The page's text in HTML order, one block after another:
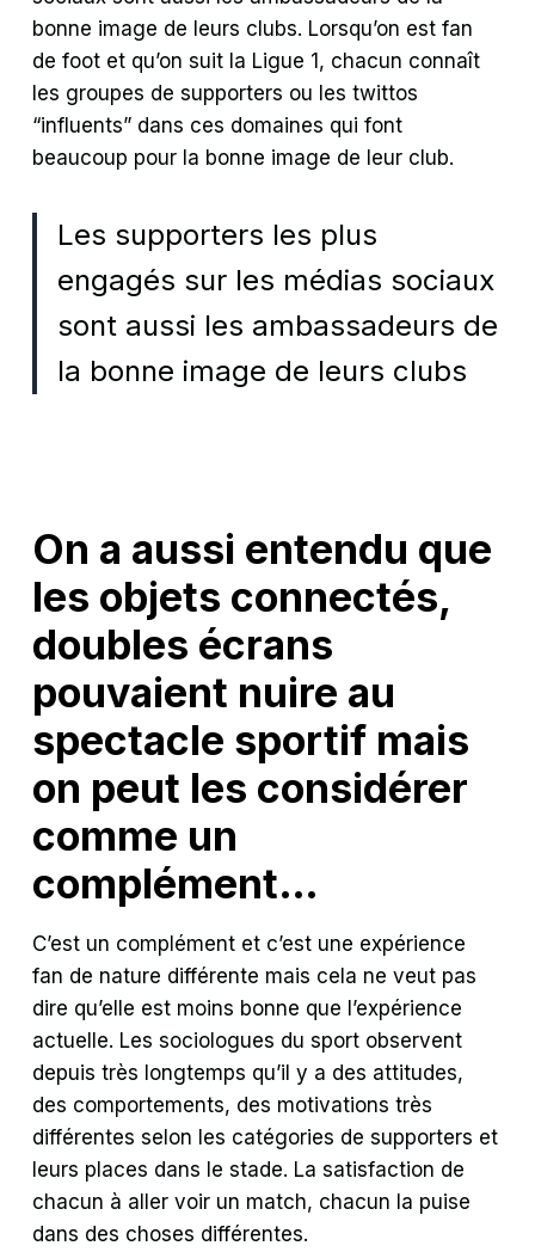
bonne image de leurs clubs. Lorsqu’on est fan
de foot et qu’on suit la Ligue 1, chacun connaît
les groupes de supporters ou les twittos
“influents” dans ces domaines qui font
beaucoup pour la bonne image de leur club.
Les supporters les plus
engagés sur les médias sociaux
sont aussi les ambassadeurs de
la bonne image de leurs clubs
On a aussi entendu que
les objets connectés,
doubles écrans
pouvaient nuire au
spectacle sportif mais
on peut les considérer
comme un
complément…
C’est un complément et c’est une expérience
fan de nature différente mais cela ne veut pas
dire qu’elle est moins bonne que l’expérience
actuelle. Les sociologues du sport observent
depuis très longtemps qu’il y a des attitudes,
des comportements, des motivations très
différentes selon les catégories de supporters et
leurs places dans le stade. La satisfaction de
chacun à aller voir un match, chacun la puise
dans des choses différentes.